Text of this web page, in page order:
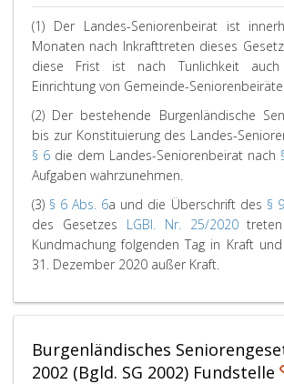
(1) Der Landes-Seniorenbeirat ist
Monaten nach Inkrafttreten dieses
diese Frist ist nach Tunlichkeit
Einrichtung von Gemeinde-
(2) Der bestehende Burgenländische
bis zur Konstituierung des Landes-
§ 6 die dem Landes-Seniorenbeirat nach
Aufgaben wahrzunehmen.
(3) § 6 Abs. 6a und die Überschrift des § 9
des Gesetzes LGBl. Nr. 25/2020
Kundmachung folgenden Tag in Kraft
31. Dezember 2020 außer Kraft.
Burgenländisches
2002 (Bgld. SG 2002) Fundstelle